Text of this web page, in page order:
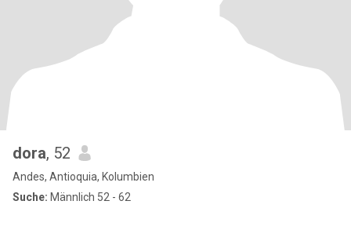
dora, 52
Andes, Antioquia, Kolumbien
Suche: Männlich 52 - 62